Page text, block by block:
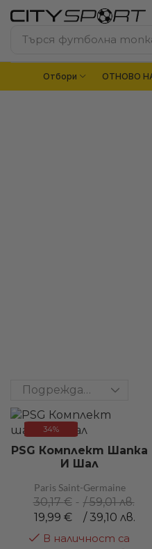
Търся футболна
Отбори ОТНОВО
34%
PSG Комплект Шапка
И Шал
Paris Saint-Germaine
30,17€
/ 59,01 лв.
19,99 € / 39,10 лв.
В наличност са